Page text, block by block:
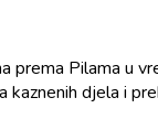
prema Pilama
djela i